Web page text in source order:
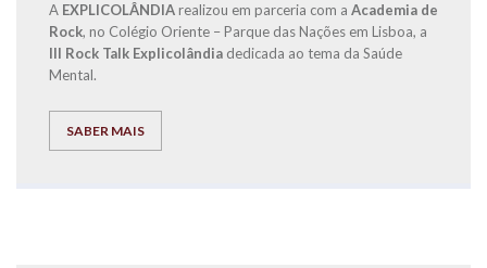
A EXPLICOLÂNDIArealizou em parceria com a Academia de
Rock, no Colégio Oriente – Parque das Nações em Lisboa, a
III Rock Talk Explicolândia dedicada ao tema da Saúde
Mental.
SABER MAIS